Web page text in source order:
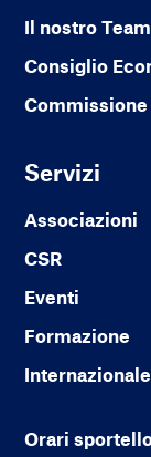
Il nostro Team
Consiglio
Servizi
Associazioni
CSR
Eventi
Formazione
Internazionale
Orari